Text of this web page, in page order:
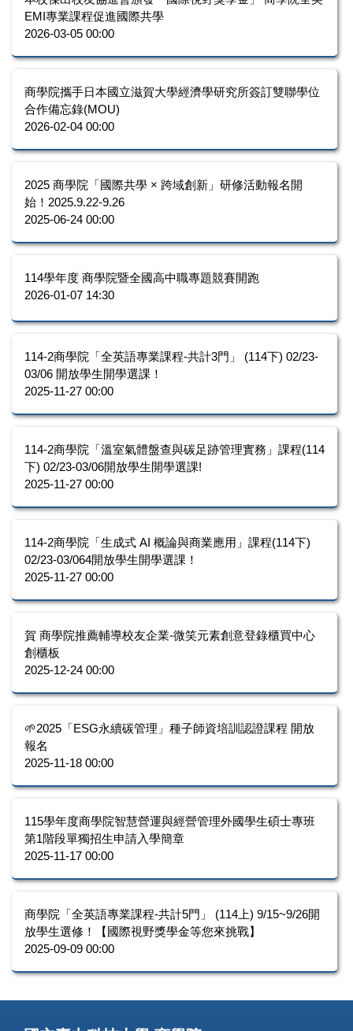
EMI專業課程促進國際共學
2026-03-05 00:00
商學院攜手日本國立滋賀大學經濟學研究所簽訂雙聯學位
合作備忘錄(MOU)
2026-02-04 00:00
2025 商學院「國際共學 × 跨域創新」研修活動報名開
始！2025.9.22-9.26
2025-06-24 00:00
114學年度 商學院暨全國高中職專題競賽開跑
2026-01-07 14:30
114-2商學院「全英語專業課程-共計3門」 (114下) 02/23-
03/06 開放學生開學選課！
2025-11-27 00:00
114-2商學院「溫室氣體盤查與碳足跡管理實務」課程(114
下) 02/23-03/06開放學生開學選課!
2025-11-27 00:00
114-2商學院「生成式 AI 概論與商業應用」課程(114下)
02/23-03/064開放學生開學選課！
2025-11-27 00:00
賀 商學院推薦輔導校友企業-微笑元素創意登錄櫃買中心
創櫃板
2025-12-24 00:00
🌱2025「ESG永續碳管理」種子師資培訓認證課程 開放
報名
2025-11-18 00:00
115學年度商學院智慧營運與經營管理外國學生碩士專班
第1階段單獨招生申請入學簡章
2025-11-17 00:00
商學院「全英語專業課程-共計5門」 (114上) 9/15~9/26開
放學生選修！【國際視野獎學金等您來挑戰】
2025-09-09 00:00